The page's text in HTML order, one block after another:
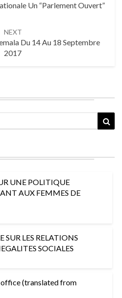
Un “Parlement Ouvert”
NEXT
Du 14 Au 18 Septembre
2017
UNE POLITIQUE
AUX FEMMES DE
LES RELATIONS
SOCIALES
(translated from